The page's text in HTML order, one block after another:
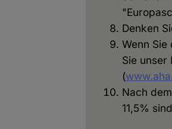
Denken
Wenn
Sie unser
(
Nach
11,5%